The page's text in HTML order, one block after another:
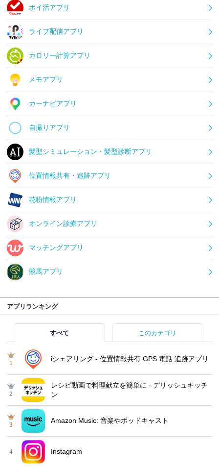
ポイ活アプリ
ライブ配信アプリ
カロリー計算アプリ
メモアプリ
カーナビアプリ
自撮りアプリ
髪型シミュレーション・髪型診断アプリ
位置情報共有・追跡アプリ
花粉情報アプリ
オンライン診療アプリ
マッチングアプリ
競馬アプリ
アプリランキング
すべて このカテゴリ
1
iシェアリング - 位置情報共有 GPS 電話 追跡アプリ
2
レシピ動画で料理献立を簡単‪に - デリッシュキッチ
ン
3
Amazon Music: 音楽やポッドキャスト
4 Instagram